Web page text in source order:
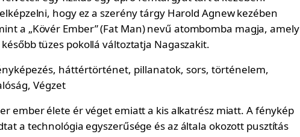
hogy ez a szerény tárgy Harold Agnew kezében
a „Kövér Ember” (Fat Man) nevű atombomba magja, amely
tüzes pokollá változtatja Nagaszakit.
ember élete ér véget emiatt a kis alkatrész miatt. A fénykép
a technológia egyszerűsége és az általa okozott pusztítás